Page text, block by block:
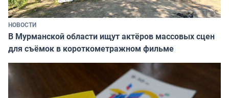
НОВОСТИ
В Мурманской области ищут актёров массовых сцен
для съёмок в короткометражном фильме